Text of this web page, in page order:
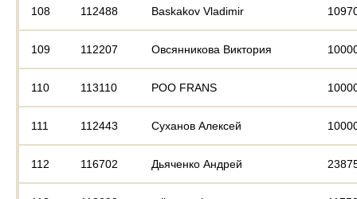
108 112488 Baskakov Vladimir
109 112207 Овсянникова Виктория
110 113110 POO FRANS
111 112443 Суханов Алексей
112 116702 Дьяченко Андрей